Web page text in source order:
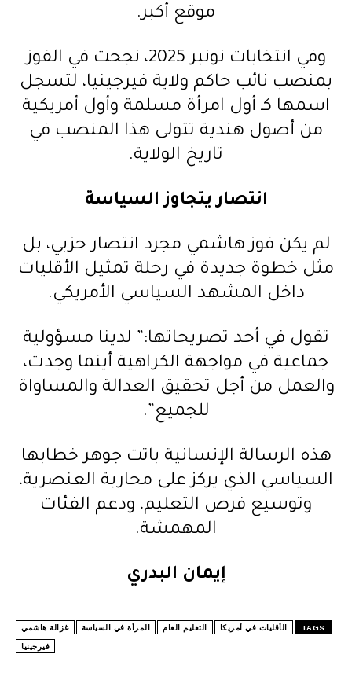
موقع أكبر.
وفي انتخابات نونبر 2025، نجحت في الفوز
بمنصب نائب حاكم ولاية فيرجينيا، لتسجل
اسمها كـ أول امرأة مسلمة وأول أمريكية
من أصول هندية تتولى هذا المنصب في
تاريخ الولاية.
انتصار يتجاوز السياسة
لم يكن فوز هاشمي مجرد انتصار حزبي، بل
مثل خطوة جديدة في رحلة تمثيل الأقليات
داخل المشهد السياسي الأمريكي.
تقول في أحد تصريحاتها:” لدينا مسؤولية
جماعية في مواجهة الكراهية أينما وجدت،
والعمل من أجل تحقيق العدالة والمساواة
للجميع”.
هذه الرسالة الإنسانية باتت جوهر خطابها
السياسي الذي يركز على محاربة العنصرية،
وتوسيع فرص التعليم، ودعم الفئات
المهمشة.
إيمان البدري
TAGS الأقليات في أمريكا التعليم العام المرأة في السياسة غزالة هاشمي
فيرجينيا